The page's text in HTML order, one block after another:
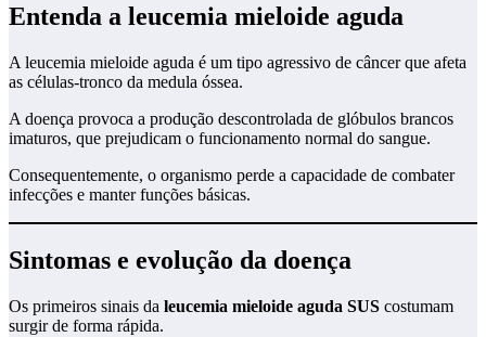
Entenda a leucemia mieloide aguda
A leucemia mieloide aguda é um tipo agressivo de câncer que afeta
as células-tronco da medula óssea.
A doença provoca a produção descontrolada de glóbulos brancos
imaturos, que prejudicam o funcionamento normal do sangue.
Consequentemente, o organismo perde a capacidade de combater
infecções e manter funções básicas.
Sintomas e evolução da doença
Os primeiros sinais da leucemia mieloide aguda SUS costumam
surgir de forma rápida.